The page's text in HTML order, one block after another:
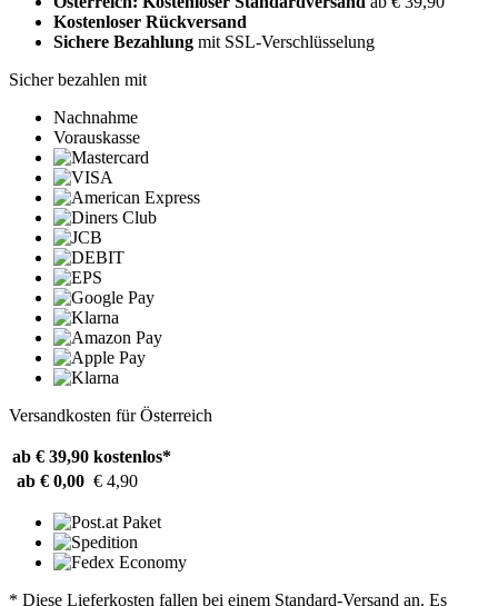
Kostenloser Rückversand
Sichere Bezahlung mit SSL-Verschlüsselung
Sicher bezahlen mit
Nachnahme
Vorauskasse
Versandkosten für Österreich
ab € 39,90 kostenlos*
ab € 0,00 € 4,90
* Diese Lieferkosten fallen bei einem Standard-Versand an. Es